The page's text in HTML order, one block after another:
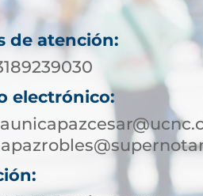
de atención:
electrónico: